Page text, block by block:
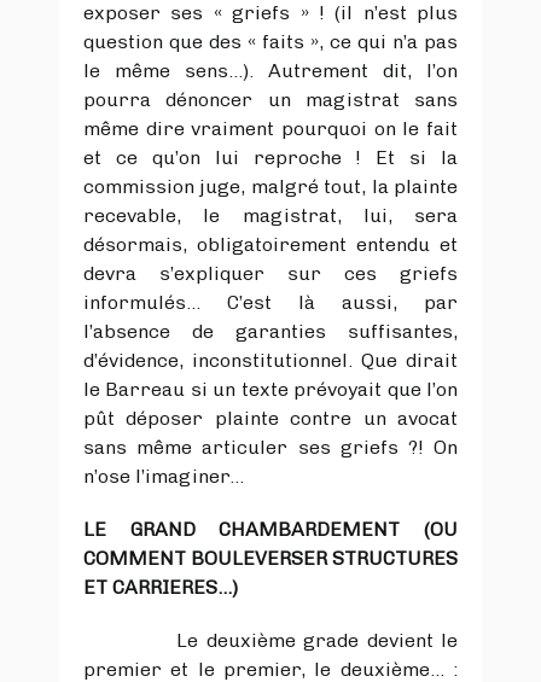
exposer ses « griefs » ! (il n’est plus
question que des « faits », ce qui n’a pas
le même sens…). Autrement dit, l’on
pourra dénoncer un magistrat sans
même dire vraiment pourquoi on le fait
et ce qu’on lui reproche ! Et si la
commission juge, malgré tout, la plainte
recevable, le magistrat, lui, sera
désormais, obligatoirement entendu et
devra s’expliquer sur ces griefs
informulés… C’est là aussi, par
l’absence de garanties suffisantes,
d’évidence, inconstitutionnel. Que dirait
le Barreau si un texte prévoyait que l’on
pût déposer plainte contre un avocat
sans même articuler ses griefs ?! On
n’ose l’imaginer…
LE GRAND CHAMBARDEMENT (OU
COMMENT BOULEVERSER STRUCTURES
ET CARRIERES…)
Le deuxième grade devient le
premier et le premier, le deuxième… :